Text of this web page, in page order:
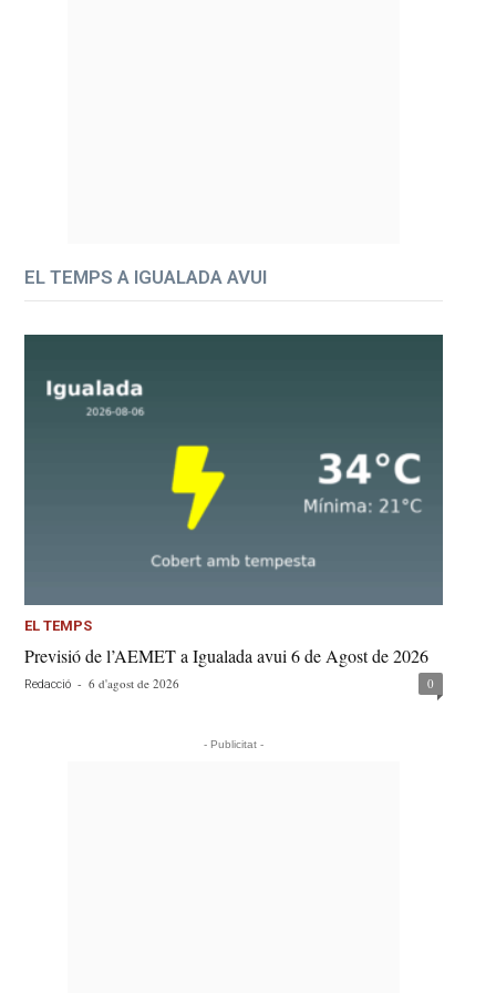
EL TEMPS A IGUALADA AVUI
EL TEMPS
Previsió de l’AEMET a Igualada avui 6 de Agost de 2026
Redacció - 6 d'agost de 2026 0
- Publicitat -